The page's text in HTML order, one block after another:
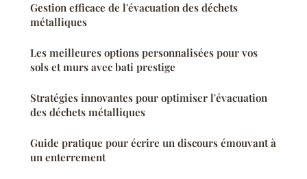
Gestion efficace de l'évacuation des déchets
métalliques
Les meilleures options personnalisées pour vos
sols et murs avec bati prestige
Stratégies innovantes pour optimiser l'évacuation
des déchets métalliques
Guide pratique pour écrire un discours émouvant à
un enterrement